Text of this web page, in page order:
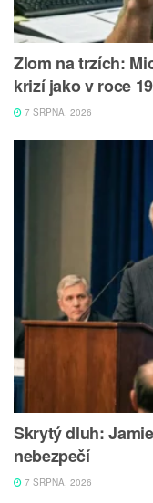
Zlom na trzích:
krizí jako v roce
7 SRPNA, 2026
Skrytý dluh:
nebezpečí
7 SRPNA, 2026